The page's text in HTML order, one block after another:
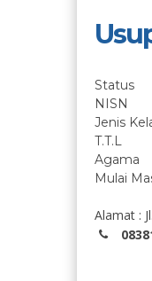
Status
NISN
Jenis
T.T.L
Agama
Mulai
Alamat :